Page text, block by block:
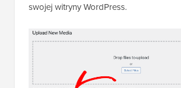
swojej witryny WordPress.